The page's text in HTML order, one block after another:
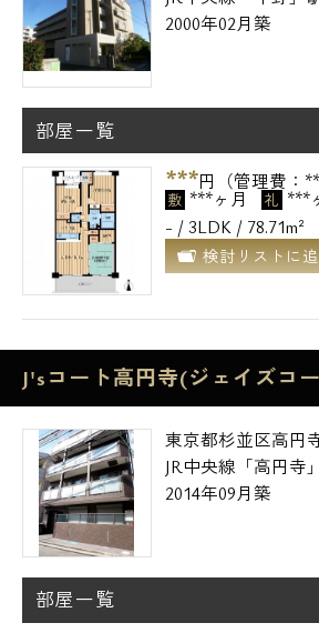
2000年02月築
部屋一覧
***円（管理費：
敷 ***ヶ月 礼 ***
- / 3LDK / 78.71m²
検討リストに
J'sコート高円寺(ジェイズコ
東京都杉並区高円
JR中央線「高円寺
2014年09月築
部屋一覧